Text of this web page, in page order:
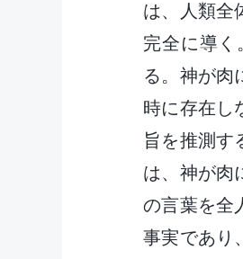
は、人類全
完全に導く
る。神が肉
時に存在し
旨を推測す
は、神が肉
の言葉を全
事実であり